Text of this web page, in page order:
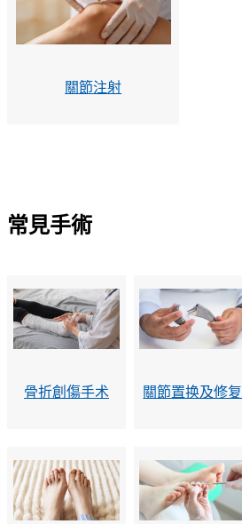
關節注射
常見手術
骨折創傷手术 關節置换及修复